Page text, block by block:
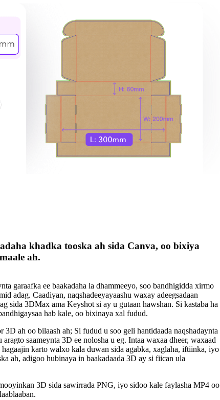
khadka tooska ah sida Canva, oo bixiya
ah.
garaafka ee baakadaha la dhammeeyo, soo bandhigidda xirmo
adag. Caadiyan, naqshadeeyayaashu waxay adeegsadaan
sida 3DMax ama Keyshot si ay u gutaan hawshan. Si kastaba ha
hab kale, oo bixinaya xal fudud.
3D ah oo bilaash ah; Si fudud u soo geli hantidaada naqshadaynta
aragto saameynta 3D ee nolosha u eg. Intaa waxaa dheer, waxaad
hagaajin karto walxo kala duwan sida agabka, xaglaha, iftiinka, iyo
ah, adigoo hubinaya in baakadaada 3D ay si fiican ula
3D sida sawirrada PNG, iyo sidoo kale faylasha MP4 oo